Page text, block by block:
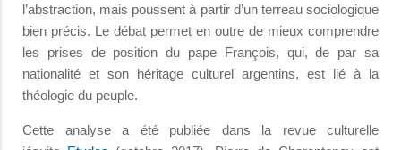
l’abstraction, mais poussent à partir d’un terreau sociologique
bien précis. Le débat permet en outre de mieux comprendre
les prises de position du pape François, qui, de par sa
nationalité et son héritage culturel argentins, est lié à la
théologie du peuple.
Cette analyse a été publiée dans la revue culturelle